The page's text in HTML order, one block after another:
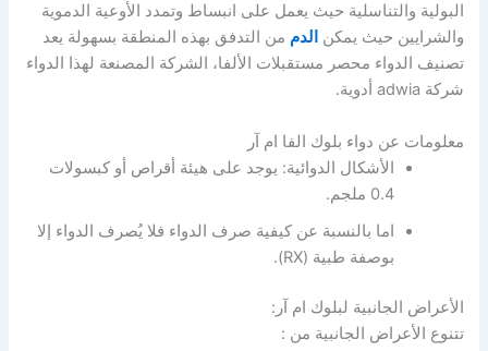
البولية والتناسلية حيث يعمل على انبساط وتمدد الأوعية الدموية
والشرايين حيث يمكن الدم من التدفق بهذه المنطقة بسهولة يعد
تصنيف الدواء محصر مستقبلات الألفا، الشركة المصنعة لهذا الدواء
شركة adwia أدوية.
معلومات عن دواء بلوك الفا ام آر
الأشكال الدوائية: يوجد على هيئة أقراص أو كبسولات
0.4 ملجم.
اما بالنسبة عن كيفية صرف الدواء فلا يُصرف الدواء إلا
بوصفة طبية (RX).
الأعراض الجانبية لبلوك ام آر:
تتنوع الأعراض الجانبية من :